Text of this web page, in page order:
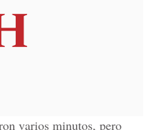
varios minutos, pero